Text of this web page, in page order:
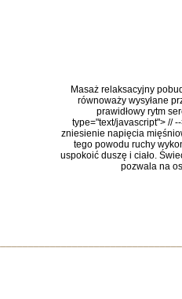
Masaż relaksacyjny
równoważy wysyłane
prawidłowy rytm
type="text/javascript"> //
zniesienie napięcia
tego powodu ruchy
uspokoić duszę i ciało.
pozwala na